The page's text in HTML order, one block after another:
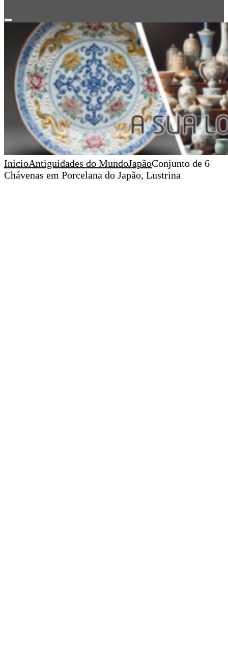
InícioAntiguidades do MundoJapãoConjunto de 6
Chávenas em Porcelana do Japão, Lustrina